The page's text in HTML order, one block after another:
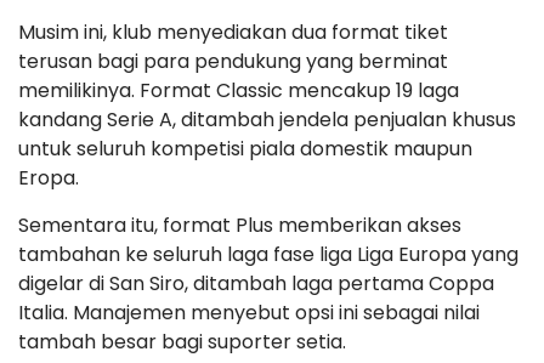
Musim ini, klub menyediakan dua format tiket
terusan bagi para pendukung yang berminat
memilikinya. Format Classic mencakup 19 laga
kandang Serie A, ditambah jendela penjualan khusus
untuk seluruh kompetisi piala domestik maupun
Eropa.
Sementara itu, format Plus memberikan akses
tambahan ke seluruh laga fase liga Liga Europa yang
digelar di San Siro, ditambah laga pertama Coppa
Italia. Manajemen menyebut opsi ini sebagai nilai
tambah besar bagi suporter setia.